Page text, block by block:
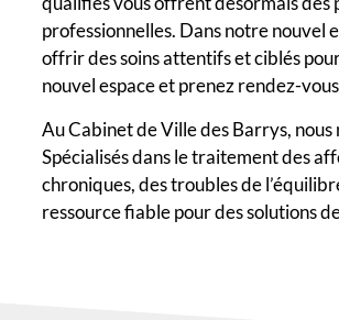
professionnelles. Dans notre nouvel
offrir des soins attentifs et ciblés
nouvel espace et prenez rendez-
Au Cabinet de Ville des Barrys,
Spécialisés dans le traitement des
chroniques, des troubles de
ressource fiable pour des solutions